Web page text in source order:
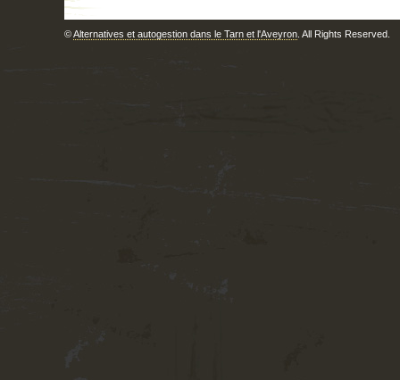
©Alternatives et autogestion dans le Tarn et l'Aveyron . All Rights Reserved.